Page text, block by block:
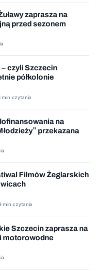
zaprasza na
przed sezonem
czyli Szczecin
półkolonie
min czytania
na
przekazana
Filmów Żeglarskich
min czytania
Szczecin zaprasza na
motorowodne